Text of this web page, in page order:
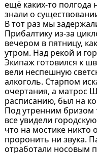
ещё каких-то полгода
знали о
В тот раз мы
Прибалтику из-за
вечером в пятницу,
утром. Над рекой и
Экипаж готовился к
вели неспешную
алкоголь. Старпом
очертания, а матрос
расписанию, был на
Под утренним бризом
все увидели
что на мостике никто
проронить ни звука.
отработали носовым